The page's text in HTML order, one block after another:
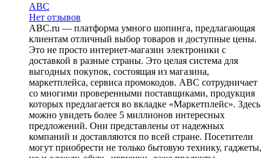
ABC
Нет отзывов
ABC.ru — платформа умного шопинга, предлагающая
клиентам отличный выбор товаров и доступные цены.
Это не просто интернет-магазин электроники с
доставкой в разные страны. Это целая система для
выгодных покупок, состоящая из магазина,
маркетплейса, сервиса промокодов. ABC сотрудничает
со многими проверенными поставщиками, продукция
которых предлагается во вкладке «Маркетплейс». Здесь
можно увидеть более 5 миллионов интересных
предложений. Они представлены от надежных
компаний и доставляются по всей стране. Посетители
могут приобрести не только бытовую технику, гаджеты,